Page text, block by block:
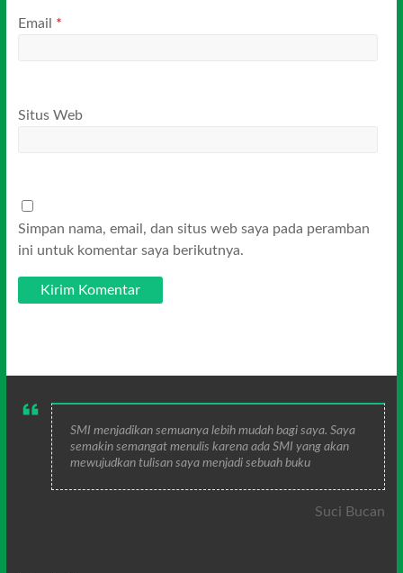
Email *
Situs Web
Simpan nama, email, dan situs web saya pada peramban
ini untuk komentar saya berikutnya.
SMI menjadikan semuanya lebih mudah bagi saya. Saya
semakin semangat menulis karena ada SMI yang akan
mewujudkan tulisan saya menjadi sebuah buku
Suci Bucan